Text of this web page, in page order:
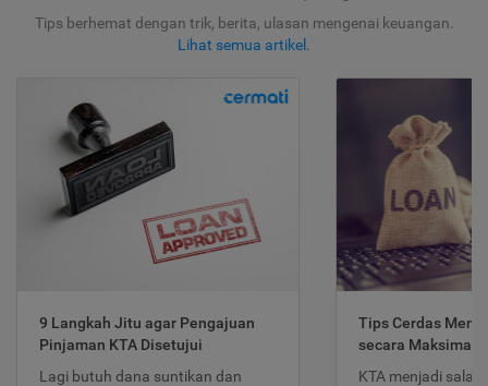
Tips berhemat dengan trik, berita, ulasan mengenai keuangan.
Lihat semua artikel .
9 Langkah Jitu agar Pengajuan
Pinjaman KTA Disetujui
Lagi butuh dana suntikan dan
Tips Cerdas
secara Maksimal
KTA menjadi